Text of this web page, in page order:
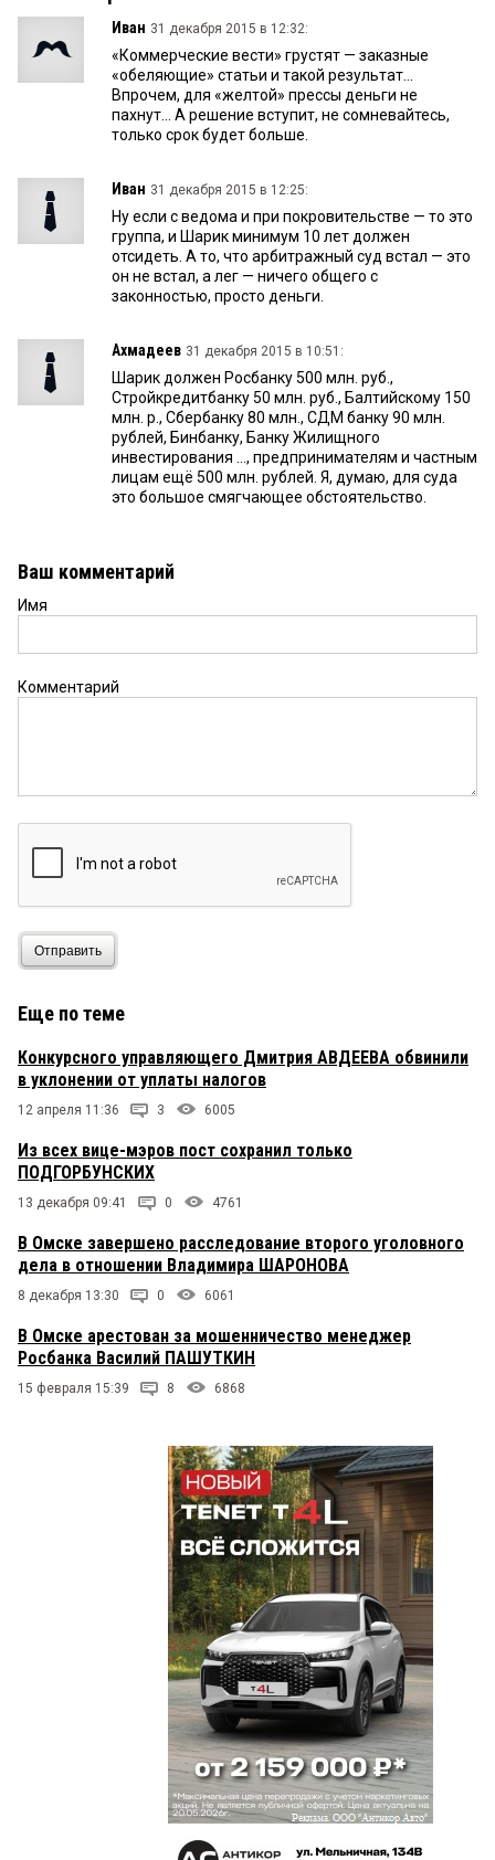
Иван 31 декабря 2015 в 12:32:
«Коммерческие вести» грустят — заказные
«обеляющие» статьи и такой результат...
Впрочем, для «желтой» прессы деньги не
пахнут... А решение вступит, не сомневайтесь,
только срок будет больше.
Иван 31 декабря 2015 в 12:25:
Ну если с ведома и при покровительстве — то это
группа, и Шарик минимум 10 лет должен
отсидеть. А то, что арбитражный суд встал — это
он не встал, а лег — ничего общего с
законностью, просто деньги.
Ахмадеев 31 декабря 2015 в 10:51:
Шарик должен Росбанку 500 млн. руб.,
Стройкредитбанку 50 млн. руб., Балтийскому 150
млн. р., Сбербанку 80 млн., СДМ банку 90 млн.
рублей, Бинбанку, Банку Жилищного
инвестирования …, предпринимателям и частным
лицам ещё 500 млн. рублей. Я, думаю, для суда
это большое смягчающее обстоятельство.
Ваш комментарий
Имя
Комментарий
Отправить
Еще по теме
Конкурсного управляющего Дмитрия АВДЕЕВА обвинили
в уклонении от уплаты налогов
12 апреля 11:36 3 6005
Из всех вице-мэров пост сохранил только
ПОДГОРБУНСКИХ
13 декабря 09:41 0 4761
В Омске завершено расследование второго уголовного
дела в отношении Владимира ШАРОНОВА
8 декабря 13:30 0 6061
В Омске арестован за мошенничество менеджер
Росбанка Василий ПАШУТКИН
15 февраля 15:39 8 6868